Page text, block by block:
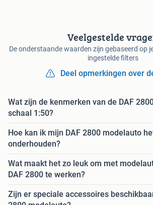
Veelgestelde
De onderstaande waarden zijn gebaseerd op
ingestelde filters
Deel opmerkingen over
Wat zijn de kenmerken van de DAF
schaal 1:50?
Hoe kan ik mijn DAF 2800 modelauto
onderhouden?
Wat maakt het zo leuk om met
DAF 2800 te werken?
Zijn er speciale accessoires